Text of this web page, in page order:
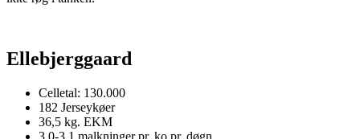
Ellebjerggaard
Celletal: 130.000
182 Jerseykøer
36,5 kg. EKM